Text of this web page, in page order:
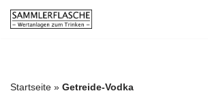
Startseite » Getreide-Vodka